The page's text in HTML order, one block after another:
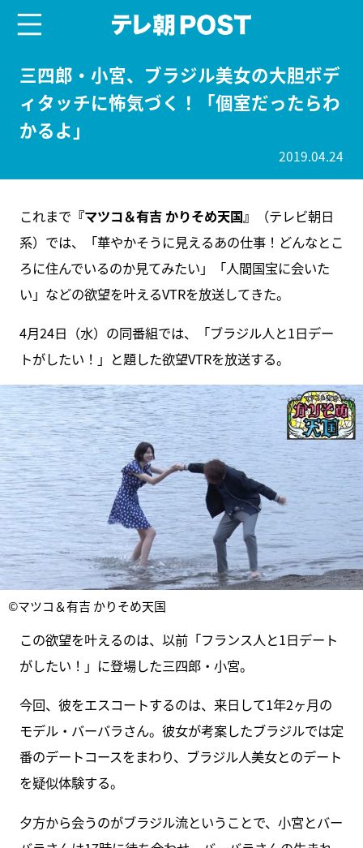
三四郎・小宮、ブラジル美女の大胆ボデ
ィタッチに怖気づく！「個室だったらわ
かるよ」
2019.04.24
これまで 『マツコ＆有吉 かりそめ天国』
（テレビ朝日
系）では、「華やかそうに見えるあの仕事！どんなとこ
ろに住んでいるのか見てみたい」「人間国宝に会いた
い」などの欲望を叶えるVTRを放送してきた。
4月24日（水）の同番組では、「ブラジル人と1日デー
トがしたい！」と題した欲望VTRを放送する。
©マツコ＆有吉 かりそめ天国
この欲望を叶えるのは、以前「フランス人と1日デート
がしたい！」に登場した三四郎・小宮。
今回、彼をエスコートするのは、来日して1年2ヶ月の
モデル・バーバラさん。彼女が考案したブラジルでは定
番のデートコースをまわり、ブラジル人美女とのデート
を疑似体験する。
夕方から会うのがブラジル流ということで、小宮とバー